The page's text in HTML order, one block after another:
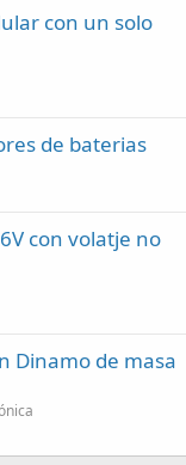
con un solo
de baterias
con volatje no
Dinamo de masa